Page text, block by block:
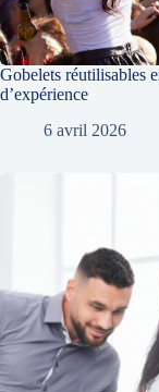
Gobelets réutilisables
d’expérience
6 avril 2026